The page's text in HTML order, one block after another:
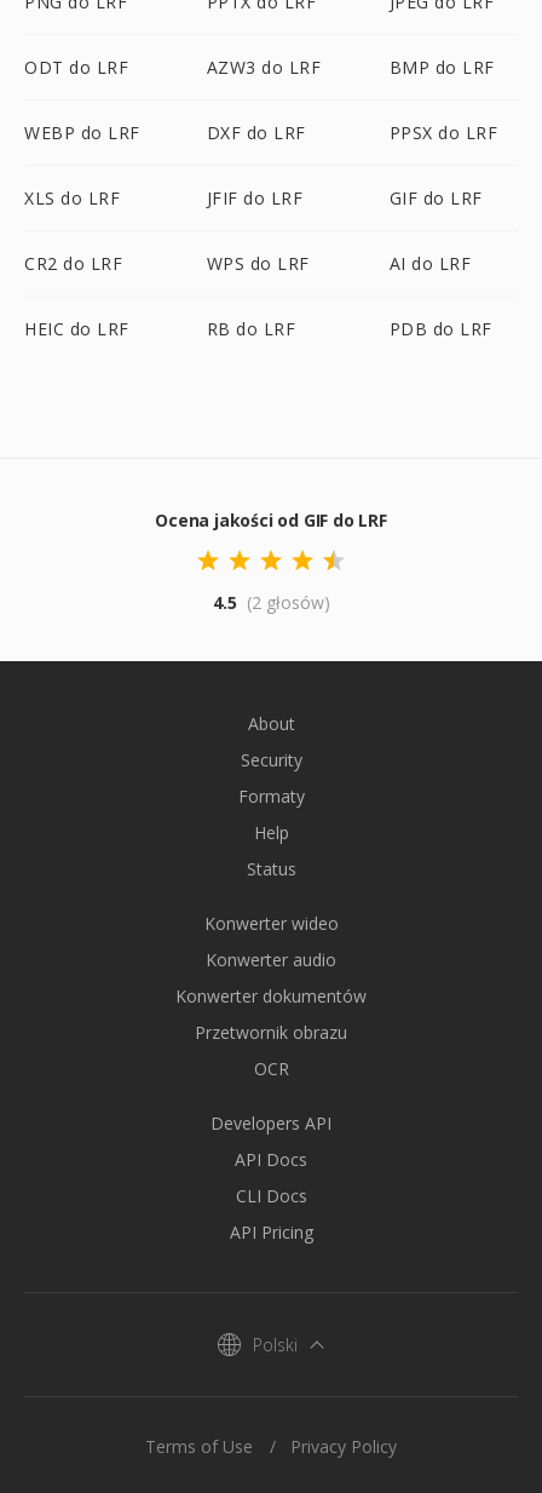
ODT do LRF AZW3 do LRF BMP do LRF
WEBP do LRF DXF do LRF PPSX do LRF
XLS do LRF JFIF do LRF GIF do LRF
CR2 do LRF WPS do LRF AI do LRF
HEIC do LRF RB do LRF PDB do LRF
Ocena jakości od GIF do LRF
4.5 (2 głosów)
About
Security
Formaty
Help
Status
Konwerter wideo
Konwerter audio
Konwerter dokumentów
Przetwornik obrazu
OCR
Developers API
API Docs
CLI Docs
API Pricing
Polski
Terms of Use Privacy Policy